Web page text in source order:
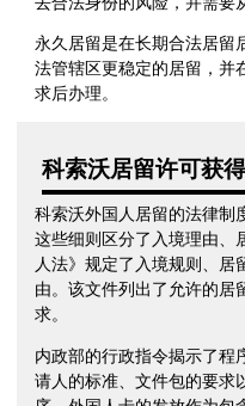
永久居留是在长期合法居留
法管辖区更稳定的居留，并
求后办理。
科索沃居留许可获
科索沃外国人居留的法律制
这些细则区分了入境理由、
人法》规定了入境规则、居
由。该文件列出了允许的居
求。
内政部的行政指令揭示了程
请人的标准、文件包的要求